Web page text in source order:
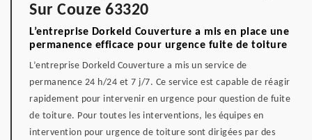
Sur Couze 63320
L’entreprise Dorkeld Couverture a mis en place une
permanence efficace pour urgence fuite de toiture
L’entreprise Dorkeld Couverture a mis un service de
permanence 24 h/24 et 7 j/7. Ce service est capable de réagir
rapidement pour intervenir en urgence pour question de fuite
de toiture. Pour toutes les interventions, les équipes en
intervention pour urgence de toiture sont dirigées par des